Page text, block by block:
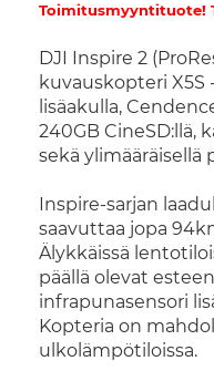
Toimitusmyyntituote!
DJI Inspire 2
kuvauskopteri X5S
lisäakulla,
240GB CineSD:llä,
sekä ylimääräisellä
Inspire-sarjan
saavuttaa jopa
Älykkäissä
päällä olevat
infrapunasensori
Kopteria on
ulkolämpötiloissa.